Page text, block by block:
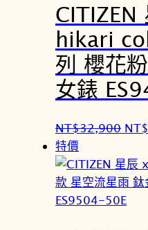
N
T
$
3
8
,
0
。
CITIZEN
hikari
列 櫻花
女錶
NT$32,900 原
價
格
：
NT$
特價